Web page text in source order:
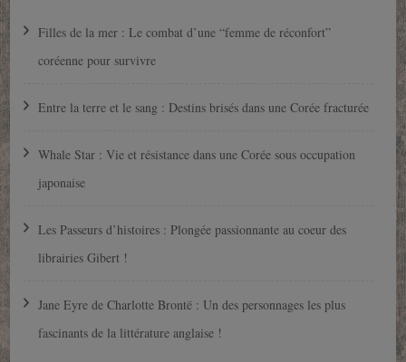
Filles de la mer : Le combat d’une “femme de réconfort”
coréenne pour survivre
Entre la terre et le sang : Destins brisés dans une Corée fracturée
Whale Star : Vie et résistance dans une Corée sous occupation
japonaise
Les Passeurs d’histoires : Plongée passionnante au coeur des
librairies Gibert !
Jane Eyre de Charlotte Brontë : Un des personnages les plus
fascinants de la littérature anglaise !